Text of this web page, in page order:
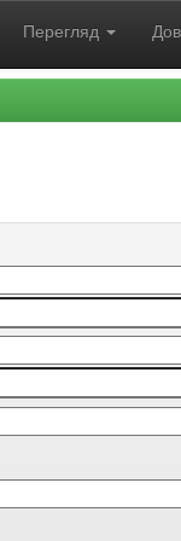
Перегляд